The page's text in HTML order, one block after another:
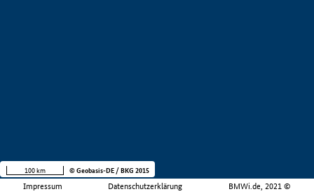
Impressum Datenschutzerklärung BMWi.de, 2021 ©
100 km © Geobasis-DE / BKG 2015